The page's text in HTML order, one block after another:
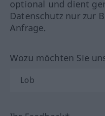
optional und dient
Datenschutz nur zur
Anfrage.
Wozu möchten Sie